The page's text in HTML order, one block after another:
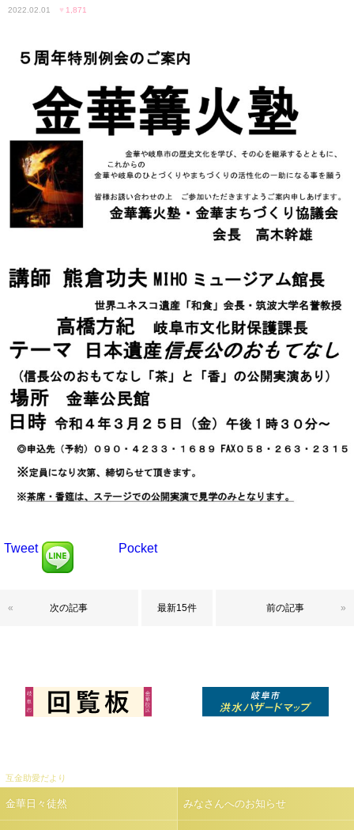
2022.02.01 ♥ 1,871
Tweet Pocket
次の記事
« 最新15件 前の記事 »
互金助愛だより
金華日々徒然 みなさんへのお知らせ